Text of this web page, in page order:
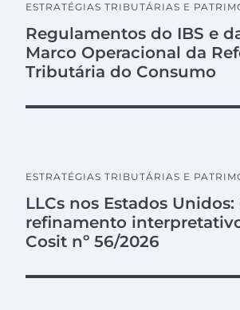
ESTRATÉGIAS TRIBUTÁRIAS E
Regulamentos do IBS e
Marco Operacional da
Tributária do Consumo
ESTRATÉGIAS TRIBUTÁRIAS E
LLCs nos Estados Unidos:
refinamento
Cosit nº 56/2026